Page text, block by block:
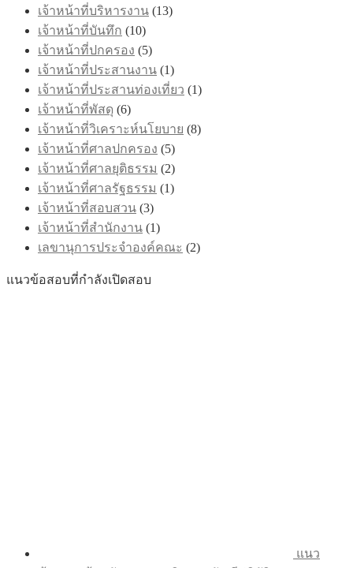
เจ้าหน้าที่บริหารงาน (13)
เจ้าหน้าที่บันทึก (10)
เจ้าหน้าที่ปกครอง (5)
เจ้าหน้าที่ประสานงาน (1)
เจ้าหน้าที่ประสานท่องเที่ยว (1)
เจ้าหน้าที่พัสดุ (6)
เจ้าหน้าที่วิเคราะห์นโยบาย (8)
เจ้าหน้าที่ศาลปกครอง (5)
เจ้าหน้าที่ศาลยุติธรรม (2)
เจ้าหน้าที่ศาลรัฐธรรม (1)
เจ้าหน้าที่สอบสวน (3)
เจ้าหน้าที่สำนักงาน (1)
เลขานุการประจำองค์คณะ (2)
แนวข้อสอบที่กำลังเปิดสอบ
แนว